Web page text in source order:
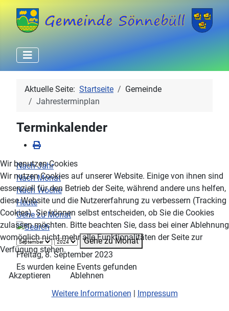
Aktuelle Seite: Startseite
Gemeinde
Jahresterminplan
Terminkalender
Nach Jahr
Nach Monat
Nach Woche
Heute
Gehe zu Monat
Gehe zu Monat
Freitag, 8. September 2023
Es wurden keine Events gefunden
Wir benutzen Cookies
Wir nutzen Cookies auf unserer Website. Einige von ihnen sind
essenziell für den Betrieb der Seite, während andere uns helfen,
diese Website und die Nutzererfahrung zu verbessern (Tracking
Cookies). Sie können selbst entscheiden, ob Sie die Cookies
zulassen möchten. Bitte beachten Sie, dass bei einer Ablehnung
womöglich nicht mehr alle Funktionalitäten der Seite zur
Verfügung stehen.
Akzeptieren
Ablehnen
Weitere Informationen | Impressum